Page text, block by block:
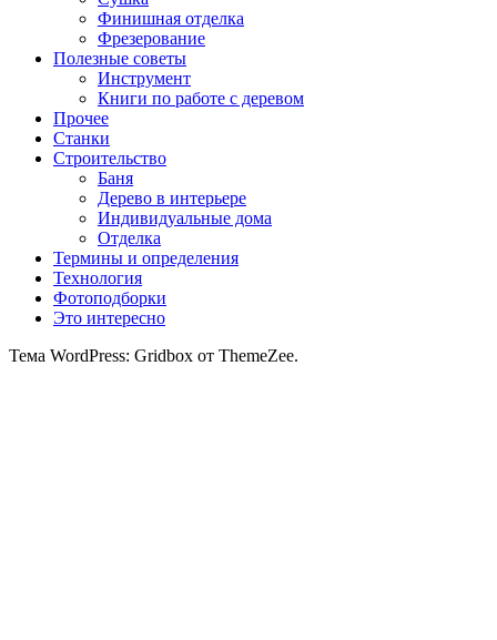
Финишная отделка
Фрезерование
Полезные советы
Инструмент
Книги по работе с деревом
Прочее
Станки
Строительство
Баня
Дерево в интерьере
Индивидуальные дома
Отделка
Термины и определения
Технология
Фотоподборки
Это интересно
Тема WordPress: Gridbox от ThemeZee.